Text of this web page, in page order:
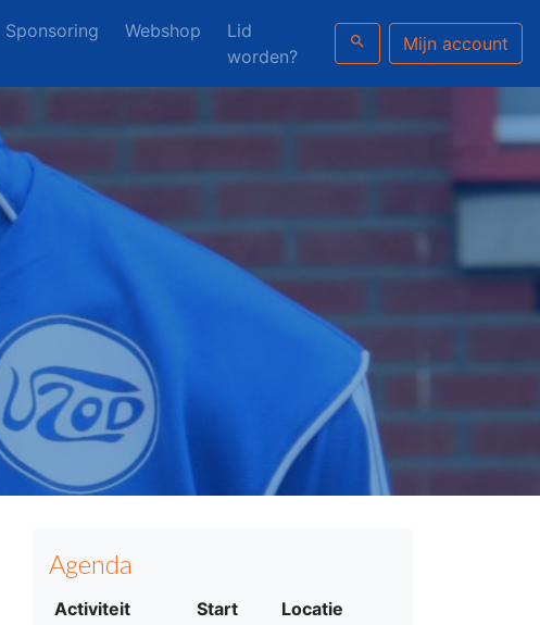
Sponsoring Webshop
Lid
worden?
search Mijn account
Agenda
Activiteit Start Locatie